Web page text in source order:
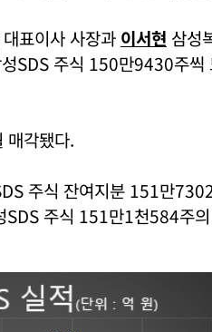
표이사 사장과 이서현 삼성
SDS 주식 150만9430주
매각됐다.
주식 잔여지분 151만
주식 151만1천584주